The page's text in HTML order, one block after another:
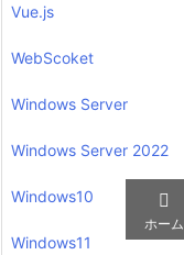
Vue.js
WebScoket
Windows Server
Windows Server 2022
Windows10
Windows11

ホーム